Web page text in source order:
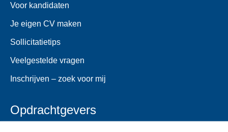
Voor kandidaten
Je eigen CV maken
Sollicitatietips
Veelgestelde vragen
Inschrijven – zoek voor mij
Opdrachtgevers